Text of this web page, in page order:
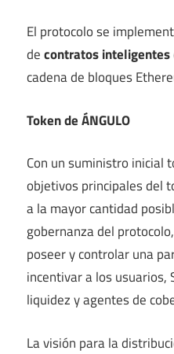
El protocolo se
decontratos inteligentes
cadena de bloques
Token de ÁNGULO
Con un suministro inicial
objetivos principales del
a la mayor cantidad
gobernanza del
poseer y controlar una
incentivar a los usuarios,
liquidez y agentes de
La visión para la